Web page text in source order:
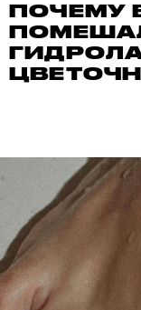
ПОЧЕМУ